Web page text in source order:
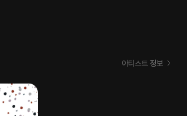
아티스트 정보